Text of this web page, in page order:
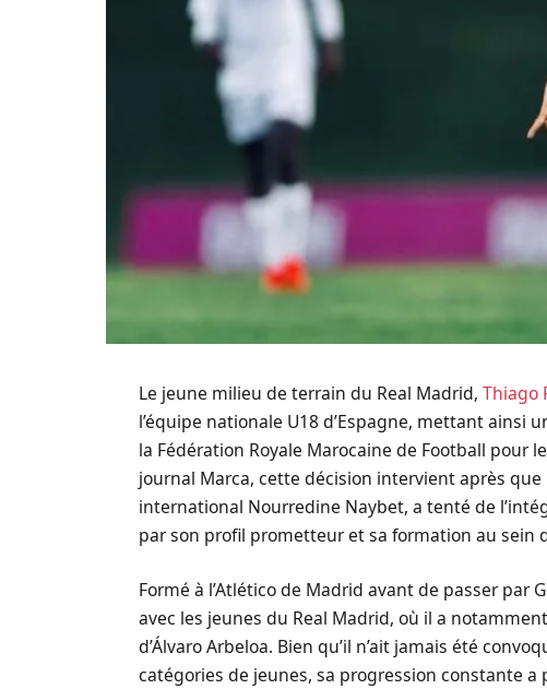
Le jeune milieu de terrain du Real Madrid,Thiago
l’équipe nationale U18 d’Espagne, mettant ainsi
la Fédération Royale Marocaine de Football pour
journal Marca, cette décision intervient après que
international Nourredine Naybet, a tenté de
par son profil prometteur et sa formation au sein
Formé à l’Atlético de Madrid avant de passer par
avec les jeunes du Real Madrid, où il a
d’Álvaro Arbeloa. Bien qu’il n’ait jamais été
catégories de jeunes, sa progression constante a